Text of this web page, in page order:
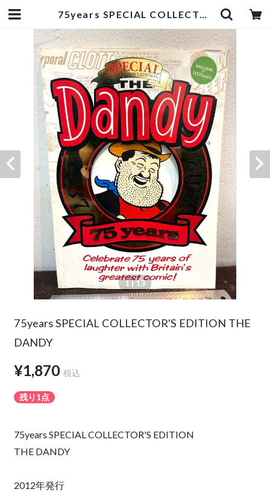
75years SPECIAL COLLECTOR'S EDITION THE DANDY | zbooks
1| 13
75years SPECIAL COLLECTOR'S EDITION THE
DANDY
¥1,870 税込
残り1点
75years SPECIAL COLLECTOR'S EDITION
THE DANDY
2012年発行